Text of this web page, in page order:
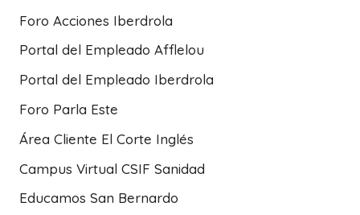
Foro Acciones Iberdrola
Portal del Empleado Afflelou
Portal del Empleado Iberdrola
Foro Parla Este
Área Cliente El Corte Inglés
Campus Virtual CSIF Sanidad
Educamos San Bernardo